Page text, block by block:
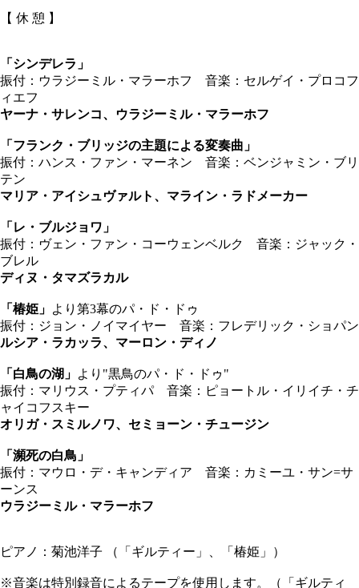
【 休 憩 】
「シンデレラ」
振付：ウラジーミル・マラーホフ 音楽：セルゲイ・プロコフ
ィエフ
ヤーナ・サレンコ、ウラジーミル・マラーホフ
「フランク・ブリッジの主題による変奏曲」
振付：ハンス・ファン・マーネン 音楽：ベンジャミン・ブリ
テン
マリア・アイシュヴァルト、マライン・ラドメーカー
「レ・ブルジョワ」
振付：ヴェン・ファン・コーウェンベルク 音楽：ジャック・
ブレル
ディヌ・タマズラカル
「椿姫」 より第3幕のパ・ド・ドゥ
振付：ジョン・ノイマイヤー 音楽：フレデリック・ショパン
ルシア・ラカッラ、マーロン・ディノ
「白鳥の湖」 より"黒鳥のパ・ド・ドゥ"
振付：マリウス・プティパ 音楽：ピョートル・イリイチ・チ
ャイコフスキー
オリガ・スミルノワ、セミョーン・チュージン
「瀕死の白鳥」
振付：マウロ・デ・キャンディア 音楽：カミーユ・サン=サ
ーンス
ウラジーミル・マラーホフ
ピアノ：菊池洋子 （「ギルティー」、「椿姫」）
※音楽は特別録音によるテープを使用します。（「ギルティ